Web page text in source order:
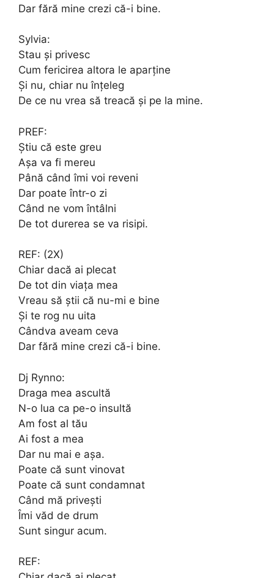
Dar fără mine crezi că-i bine.
Sylvia:
Stau și privesc
Cum fericirea altora le aparține
Și nu, chiar nu înțeleg
De ce nu vrea să treacă și pe la mine.
PREF:
Știu că este greu
Așa va fi mereu
Până când îmi voi reveni
Dar poate într-o zi
Când ne vom întâlni
De tot durerea se va risipi.
REF: (2X)
Chiar dacă ai plecat
De tot din viața mea
Vreau să știi că nu-mi e bine
Și te rog nu uita
Cândva aveam ceva
Dar fără mine crezi că-i bine.
Dj Rynno:
Draga mea ascultă
N-o lua ca pe-o insultă
Am fost al tău
Ai fost a mea
Dar nu mai e așa.
Poate că sunt vinovat
Poate că sunt condamnat
Când mă privești
Îmi văd de drum
Sunt singur acum.
REF: